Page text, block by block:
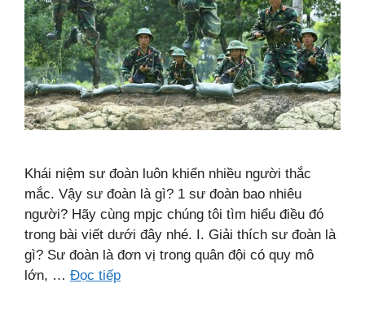
Khái niệm sư đoàn luôn khiến nhiều người thắc
mắc. Vậy sư đoàn là gì? 1 sư đoàn bao nhiêu
người? Hãy cùng mpjc chúng tôi tìm hiểu điều đó
trong bài viết dưới đây nhé. I. Giải thích sư đoàn là
gì? Sư đoàn là đơn vị trong quân đội có quy mô
lớn, … Đọc tiếp